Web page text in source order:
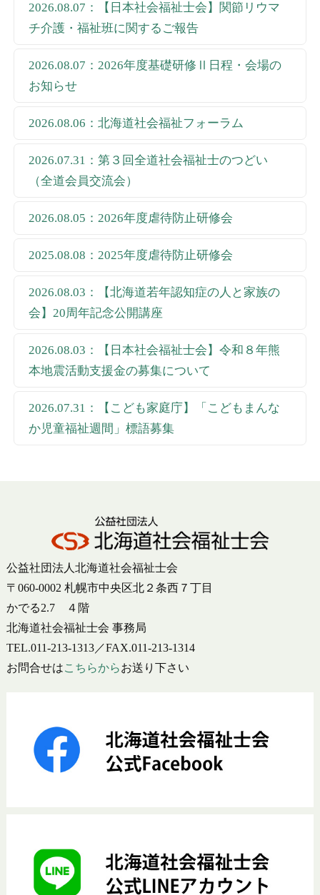
2026.08.07：【日本社会福祉士会】関節リウマ
チ介護・福祉班に関するご報告
2026.08.07：2026年度基礎研修Ⅱ日程・会場の
お知らせ
2026.08.06：北海道社会福祉フォーラム
2026.07.31：第３回全道社会福祉士のつどい
（全道会員交流会）
2026.08.05：2026年度虐待防止研修会
2025.08.08：2025年度虐待防止研修会
2026.08.03：【北海道若年認知症の人と家族の
会】20周年記念公開講座
2026.08.03：【日本社会福祉士会】令和８年熊
本地震活動支援金の募集について
2026.07.31：【こども家庭庁】「こどもまんな
か児童福祉週間」標語募集
公益社団法人北海道社会福祉士会
〒060-0002 札幌市中央区北２条西７丁目
かでる2.7 ４階
北海道社会福祉士会 事務局
TEL.011-213-1313／FAX.011-213-1314
お問合せはこちらからお送り下さい